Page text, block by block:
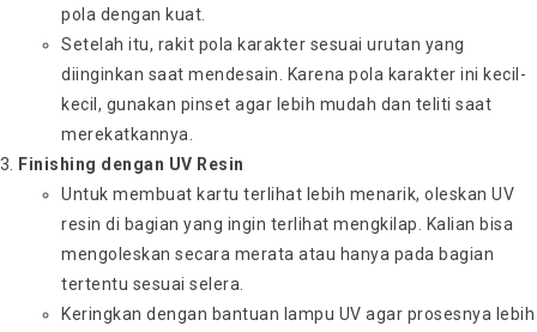
pola dengan kuat.
Setelah itu, rakit pola karakter sesuai urutan yang
diinginkan saat mendesain. Karena pola karakter ini kecil-
kecil, gunakan pinset agar lebih mudah dan teliti saat
merekatkannya.
Finishing dengan UV Resin
Untuk membuat kartu terlihat lebih menarik, oleskan UV
resin di bagian yang ingin terlihat mengkilap. Kalian bisa
mengoleskan secara merata atau hanya pada bagian
tertentu sesuai selera.
Keringkan dengan bantuan lampu UV agar prosesnya lebih